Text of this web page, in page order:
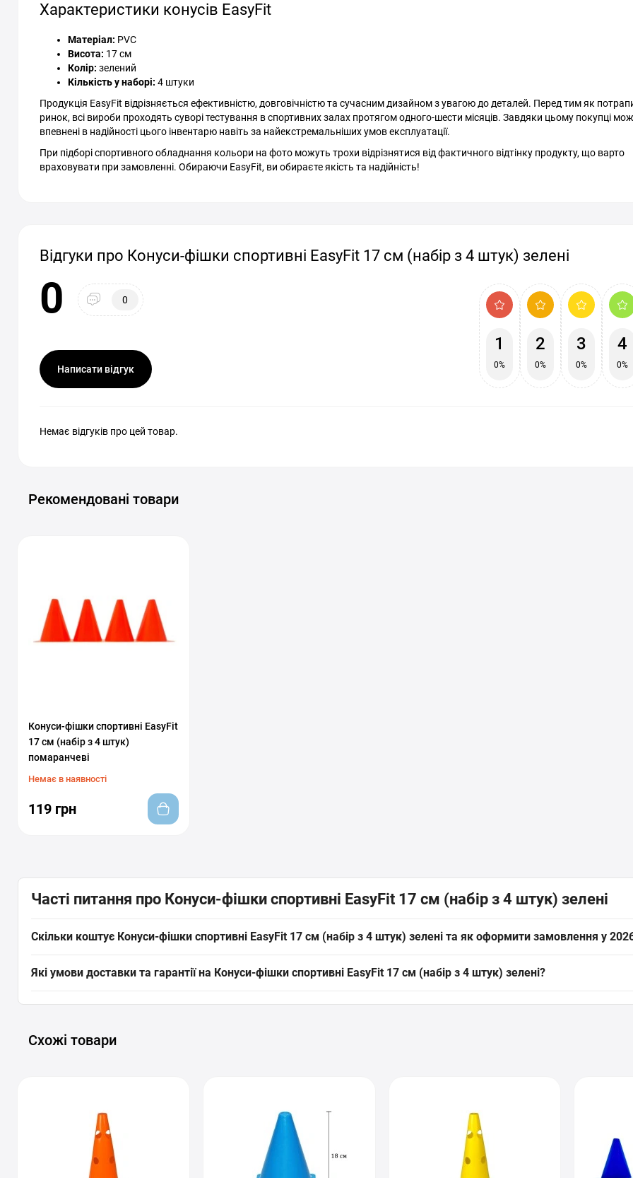
Характеристики конусів EasyFit
Матеріал: PVC
Висота: 17 см
Колір: зелений
Кількість у наборі: 4 штуки
Продукція EasyFit відрізняється ефективністю, довговічністю та сучасним дизайном з увагою до деталей. Перед тим як
ринок, всі вироби проходять суворі тестування в спортивних залах протягом одного-шести місяців. Завдяки цьому покупці
впевнені в надійності цього інвентарю навіть за найекстремальніших умов експлуатації.
При підборі спортивного обладнання кольори на фото можуть трохи відрізнятися від фактичного відтінку продукту, що варто
враховувати при замовленні. Обираючи EasyFit, ви обираєте якість та надійність!
Відгуки про Конуси-фішки спортивні EasyFit 17 см (набір з 4 штук) зелені
0 0
Написати відгук
1
0%
2
0%
3
0%
4
0%
Немає відгуків про цей товар.
Рекомендовані товари
Конуси-фішки спортивні EasyFit
17 см (набір з 4 штук)
помаранчеві
Немає в наявності
119 грн
Часті питання про Конуси-фішки спортивні EasyFit 17 см (набір з 4 штук) зелені
Скільки коштує Конуси-фішки спортивні EasyFit 17 см (набір з 4 штук) зелені та як оформити замовлення у
безпечно замовити цей товар з категорії «Бар'єри, конуси, фішки для тренувань» прямо на сайті інтернет-магазину
Які умови доставки та гарантії на Конуси-фішки спортивні EasyFit 17 см (набір з 4 штук) зелені?
Схожі товари